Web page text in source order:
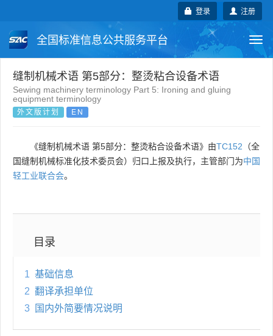
注册
登录
全国标准信息公共服务平台
国家标准 行业标准 地方标准
团体标准
缝制机械术语 第5部分：整烫粘合设备术语
Sewing machinery terminology Part 5: Ironing and gluing
equipment terminology
外文版计划 EN
《缝制机械术语 第5部分：整烫粘合设备术语》由TC152 （全
国缝制机械标准化技术委员会）归口上报及执行，主管部门为中国
轻工业联合会。
目录
1 基础信息
2 翻译承担单位
3
国内外简要情况说明